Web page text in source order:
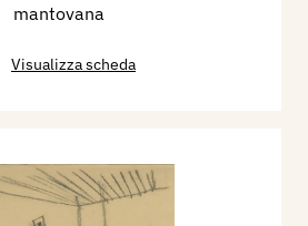
mantovana
Visualizza scheda